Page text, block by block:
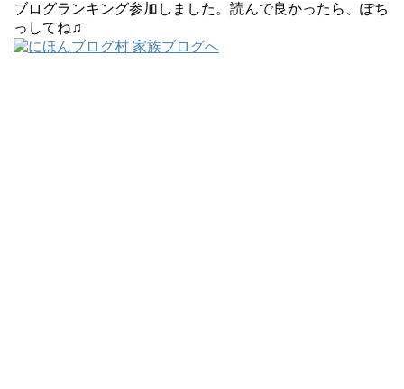
ブログランキング参加しました。読んで良かったら、ぽち
っしてね♫